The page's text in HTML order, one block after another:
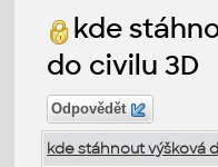
kde
do civilu 3D
Odpovědět
kde stáhnout výšková